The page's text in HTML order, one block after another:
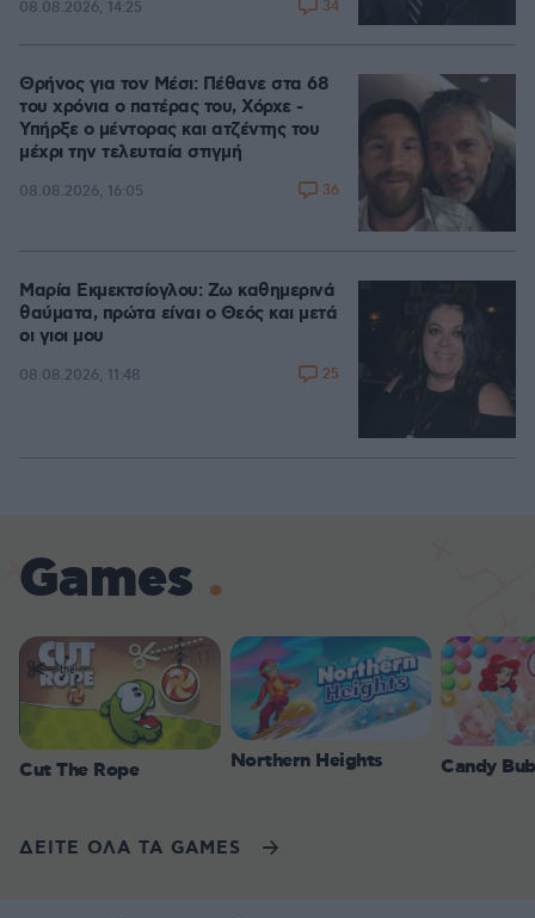
08.08.2026, 14:25 34
Θρήνος για τον Μέσι: Πέθανε στα 68
του χρόνια ο πατέρας του, Χόρχε -
Υπήρξε ο μέντορας και ατζέντης του
μέχρι την τελευταία στιγμή
08.08.2026, 16:05 36
Μαρία Εκμεκτσίογλου: Ζω καθημερινά
θαύματα, πρώτα είναι ο Θεός και μετά
οι γιοι μου
08.08.2026, 11:48 25
Games
Cut The Rope Northern Heights Candy
ΔΕΙΤΕ ΟΛΑ ΤΑ GAMES